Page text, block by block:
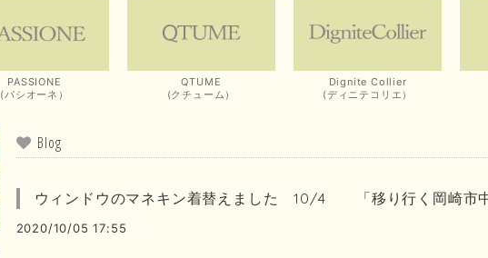
PASSIONE
(パシオーネ）
QTUME
(クチューム）
Dignite Collier
(ディニテコリエ）
Blog
ウィンドウのマネキン着替えました 10/4 「移り行く岡崎市
2020/10/05 17:55